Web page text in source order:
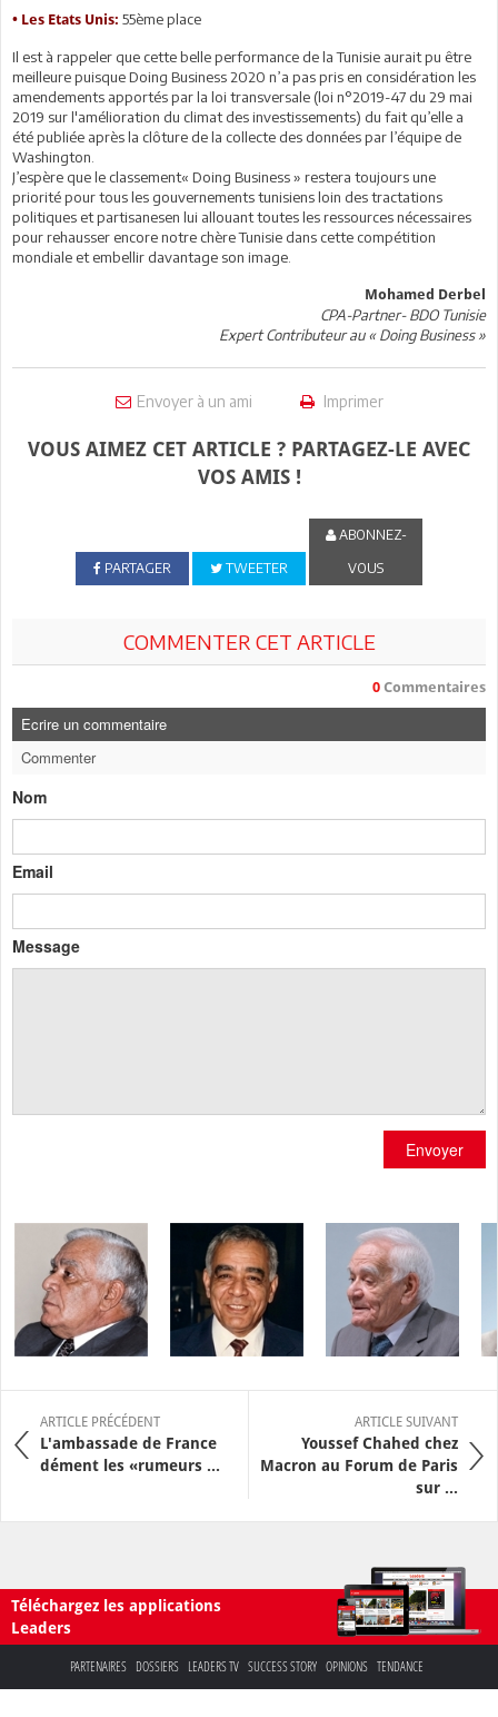
• Les Etats Unis: 55ème place
Il est à rappeler que cette belle performance de la Tunisie aurait pu être
meilleure puisque Doing Business 2020 n’a pas pris en considération les
amendements apportés par la loi transversale (loi n°2019-47 du 29 mai
2019 sur l'amélioration du climat des investissements) du fait qu’elle a
été publiée après la clôture de la collecte des données par l’équipe de
Washington.
J’espère que le classement« Doing Business » restera toujours une
priorité pour tous les gouvernements tunisiens loin des tractations
politiques et partisanesen lui allouant toutes les ressources nécessaires
pour rehausser encore notre chère Tunisie dans cette compétition
mondiale et embellir davantage son image.
Mohamed Derbel
CPA-Partner- BDO Tunisie
Expert Contributeur au « Doing Business »
Envoyer à un ami Imprimer
VOUS AIMEZ CET ARTICLE ? PARTAGEZ-LE AVEC
VOS AMIS !
PARTAGER TWEETER
ABONNEZ-
VOUS
COMMENTER CET ARTICLE
0 Commentaires
Ecrire un commentaire
Commenter
Nom
Email
Message
Envoyer
ARTICLE PRÉCÉDENT
L'ambassade de France
dément les «rumeurs ...
ARTICLE SUIVANT
Youssef Chahed chez
Macron au Forum de Paris
sur ...
Téléchargez les applications
Leaders
PARTENAIRES DOSSIERS LEADERS TV SUCCESS STORY OPINIONS TENDANCE